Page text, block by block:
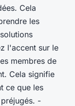
Cela
les
l'accent sur le
membres de
Cela signifie
ce que les
-